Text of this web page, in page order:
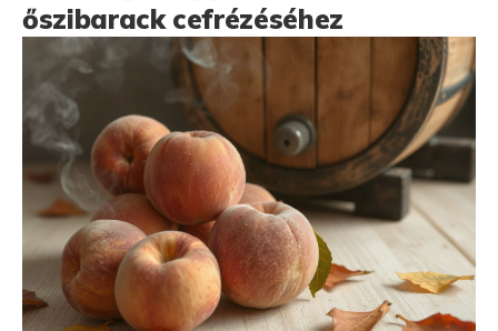
őszibarack cefrézéséhez